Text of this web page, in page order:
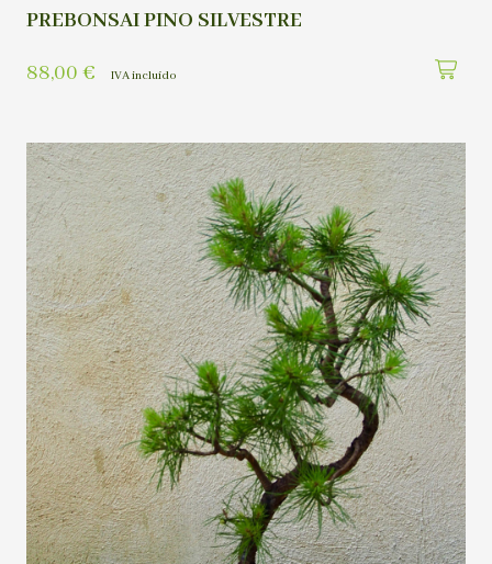
PREBONSAI PINO SILVESTRE
88,00 € IVA incluído